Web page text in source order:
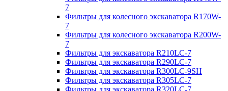
7
Фильтры для колесного экскаватора R170W-
7
Фильтры для колесного экскаватора R200W-
7
Фильтры для экскаватора R210LC-7
Фильтры для экскаватора R290LC-7
Фильтры для экскаватора R300LC-9SH
Фильтры для экскаватора R305LC-7
Фильтры для экскаватора R320LC-7